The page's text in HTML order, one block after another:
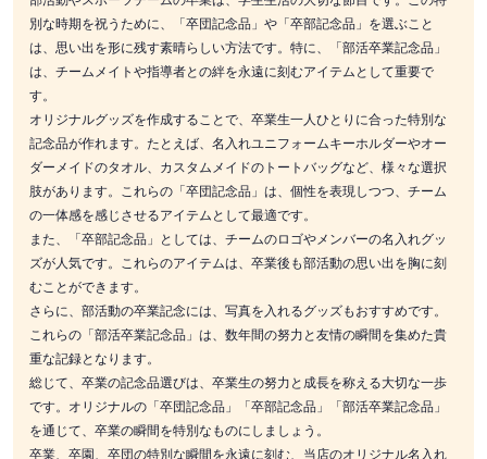
別な時期を祝うために、「卒団記念品」や「卒部記念品」を選ぶこと
は、思い出を形に残す素晴らしい方法です。特に、「部活卒業記念品」
は、チームメイトや指導者との絆を永遠に刻むアイテムとして重要で
す。
オリジナルグッズを作成することで、卒業生一人ひとりに合った特別な
記念品が作れます。たとえば、名入れユニフォームキーホルダーやオー
ダーメイドのタオル、カスタムメイドのトートバッグなど、様々な選択
肢があります。これらの「卒団記念品」は、個性を表現しつつ、チーム
の一体感を感じさせるアイテムとして最適です。
また、「卒部記念品」としては、チームのロゴやメンバーの名入れグッ
ズが人気です。これらのアイテムは、卒業後も部活動の思い出を胸に刻
むことができます。
さらに、部活動の卒業記念には、写真を入れるグッズもおすすめです。
これらの「部活卒業記念品」は、数年間の努力と友情の瞬間を集めた貴
重な記録となります。
総じて、卒業の記念品選びは、卒業生の努力と成長を称える大切な一歩
です。オリジナルの「卒団記念品」「卒部記念品」「部活卒業記念品」
を通じて、卒業の瞬間を特別なものにしましょう。
卒業、卒園、卒団の特別な瞬間を永遠に刻む、当店のオリジナル名入れ